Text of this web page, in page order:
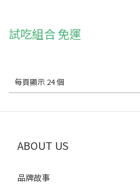
試吃組合 免運
每頁顯示 24 個
ABOUT US
品牌故事